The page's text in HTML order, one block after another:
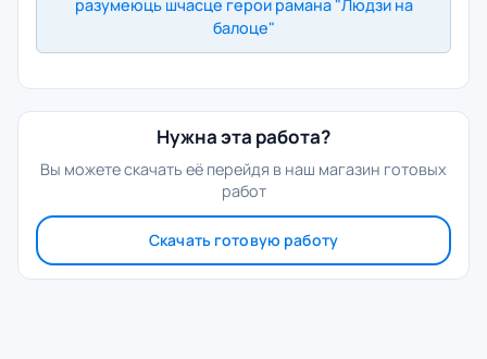
разумеюць шчасце герои рамана "Людзи на
балоце"
Нужна эта работа?
Вы можете скачать её перейдя в наш магазин готовых
работ
Скачать готовую работу